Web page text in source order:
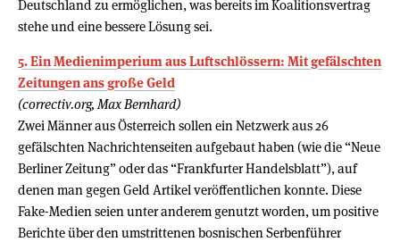
Deutschland zu ermöglichen, was bereits im Koalitionsvertrag
stehe und eine bessere Lösung sei.
5. Ein Medienimperium aus Luftschlössern: Mit gefälschten
Zeitungen ans große Geld
(correctiv.org, Max Bernhard)
Zwei Männer aus Österreich sollen ein Netzwerk aus 26
gefälschten Nachrichtenseiten aufgebaut haben (wie die “Neue
Berliner Zeitung” oder das “Frankfurter Handelsblatt”), auf
denen man gegen Geld Artikel veröffentlichen konnte. Diese
Fake-Medien seien unter anderem genutzt worden, um positive
Berichte über den umstrittenen bosnischen Serbenführer